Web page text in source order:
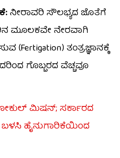
ನೀರಾವರಿ ಸೌಲಭ್ಯದ ಜೊತೆಗೆ
ಮೂಲಕವೇ ನೇರವಾಗಿ
(Fertigation) ತಂತ್ರಜ್ಞಾನಕ್ಕೆ
ಗೊಬ್ಬರದ ವೆಚ್ಚವೂ
ಮಿಷನ್; ಸರ್ಕಾರದ
ಹೈನುಗಾರಿಕೆಯಿಂದ